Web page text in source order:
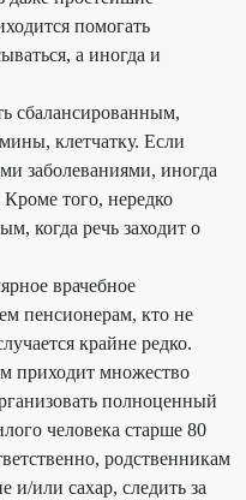
помогать
а иногда и
сбалансированным,
клетчатку. Если
заболеваниями, иногда
Кроме того, нередко
когда речь заходит о
врачебное
пенсионерам, кто не
крайне редко.
приходит множество
полноценный
человека старше 80
родственникам
и/или сахар, следить за